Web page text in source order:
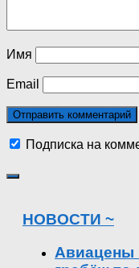
Имя
Email
Подписка на
НОВОСТИ ~
Авиацены